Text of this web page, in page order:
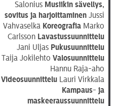
Salonius Musiikin sävellys,
sovitus ja harjoittaminen Jussi
Vahvaselkä Koreografia Marko
Carlsson Lavastussuunnittelu
Jani Uljas Pukusuunnittelu
Taija JokilehtoValosuunnittelu
Hannu Raja-aho
Videosuunnittelu Lauri Virkkala
Kampaus- ja
maskeeraussuunnittelu